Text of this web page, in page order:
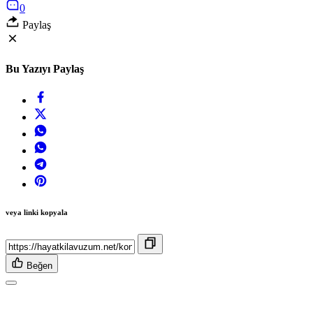
0
Paylaş
Bu Yazıyı Paylaş
veya linki kopyala
Beğen